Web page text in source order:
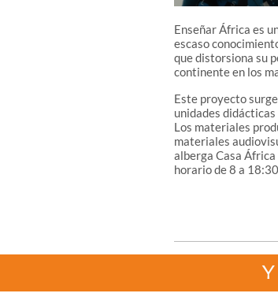
Enseñar África es
escaso
que distorsiona su
continente en los
Este proyecto
unidades
Los materiales
materiales
alberga Casa África
horario de 8 a